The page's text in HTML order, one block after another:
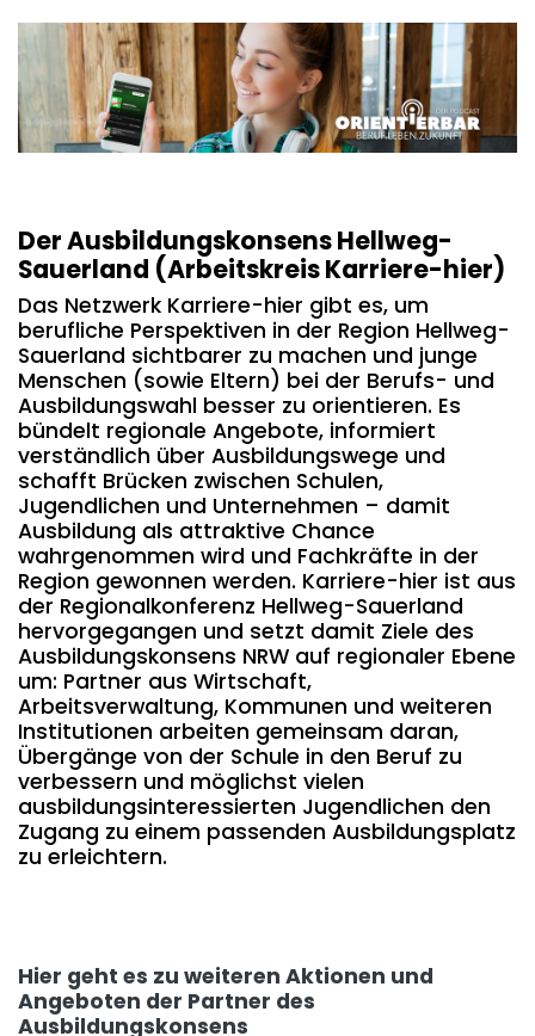
Der Ausbildungskonsens Hellweg-
Sauerland (Arbeitskreis Karriere-hier)
Das Netzwerk Karriere-hier gibt es, um
berufliche Perspektiven in der Region Hellweg-
Sauerland sichtbarer zu machen und junge
Menschen (sowie Eltern) bei der Berufs- und
Ausbildungswahl besser zu orientieren. Es
bündelt regionale Angebote, informiert
verständlich über Ausbildungswege und
schafft Brücken zwischen Schulen,
Jugendlichen und Unternehmen – damit
Ausbildung als attraktive Chance
wahrgenommen wird und Fachkräfte in der
Region gewonnen werden. Karriere-hier ist aus
der Regionalkonferenz Hellweg-Sauerland
hervorgegangen und setzt damit Ziele des
Ausbildungskonsens NRW auf regionaler Ebene
um: Partner aus Wirtschaft,
Arbeitsverwaltung, Kommunen und weiteren
Institutionen arbeiten gemeinsam daran,
Übergänge von der Schule in den Beruf zu
verbessern und möglichst vielen
ausbildungsinteressierten Jugendlichen den
Zugang zu einem passenden Ausbildungsplatz
zu erleichtern.
Hier geht es zu weiteren Aktionen und
Angeboten der Partner des
Ausbildungskonsens